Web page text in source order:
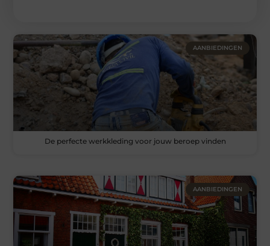
AANBIEDINGEN
De perfecte werkkleding voor jouw beroep vinden
AANBIEDINGEN